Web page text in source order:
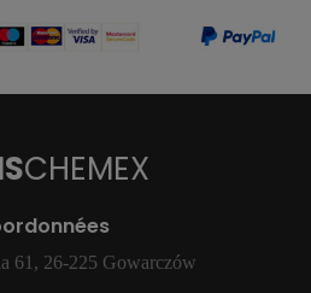
CHEMEX
61, 26-225 Gowarczów